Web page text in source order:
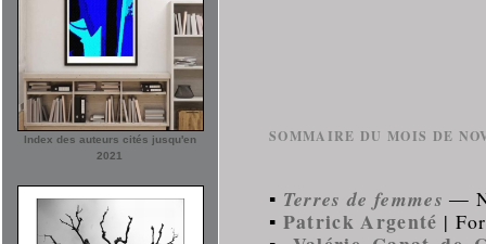
Index des auteurs cités jusqu'en
2021
SOMMAIRE DU MOIS DE
▪ Terres de femmes ―
▪ Patrick Argenté |